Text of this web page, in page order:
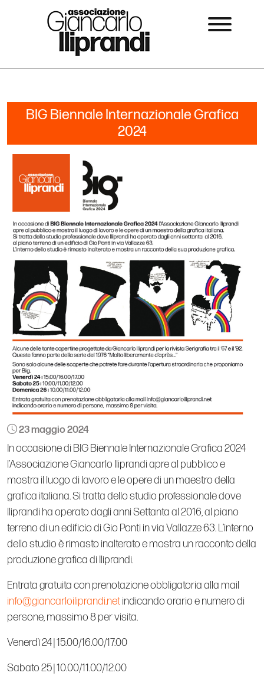
BIG Biennale Internazionale Grafica
2024
23 maggio 2024
In occasione di BIG Biennale Internazionale Grafica 2024
l’Associazione Giancarlo Iliprandi apre al pubblico e
mostra il luogo di lavoro e le opere di un maestro della
grafica italiana. Si tratta dello studio professionale dove
lliprandi ha operato dagli anni Settanta al 2016, al piano
terreno di un edificio di Gio Ponti in via Vallazze 63. L’interno
dello studio è rimasto inalterato e mostra un racconto della
produzione grafica di Iliprandi.
Entrata gratuita con prenotazione obbligatoria alla mail
info@giancarloiliprandi.netindicando orario e numero di
persone, massimo 8 per visita.
Venerdì 24 | 15.00/16.00/17.00
Sabato 25 | 10.00/11.00/12.00